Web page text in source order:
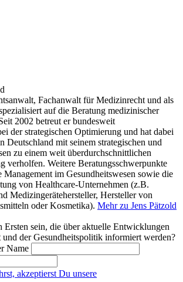
Fachanwalt für Medizinrecht und als
auf die Beratung medizinischer
2002 betreut er bundesweit
der strategischen Optimierung und hat dabei
Deutschland mit seinem strategischen und
zu einem weit überdurchschnittlichen
verholfen. Weitere Beratungsschwerpunkte
Management im Gesundheitswesen sowie die
von Healthcare-Unternehmen (z.B.
Medizingerätehersteller, Hersteller von
oder Kosmetika). Mehr zu Jens Pätzold
Ersten sein, die über aktuelle Entwicklungen
und der Gesundheitspolitik informiert werden?
Name
akzeptierst Du unsere